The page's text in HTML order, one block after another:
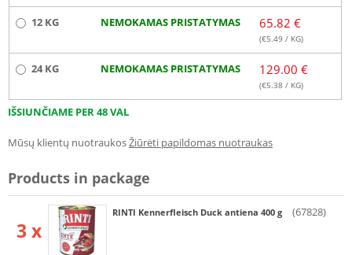
12 KG NEMOKAMAS PRISTATYMAS 65.82 €
(€5.49 / KG)
24 KG NEMOKAMAS PRISTATYMAS 129.00 €
(€5.38 / KG)
IŠSIUNČIAME PER 48 VAL
Mūsų klientų nuotraukosŽiūrėti papildomas nuotraukas
Products in package
3 x
RINTI Kennerfleisch Duck antiena 400 g (67828)